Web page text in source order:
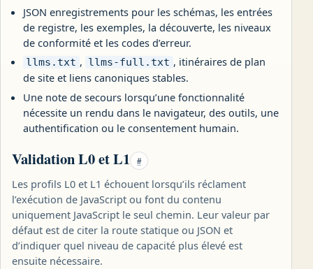
JSON enregistrements pour les schémas, les entrées
de registre, les exemples, la découverte, les niveaux
de conformité et les codes d’erreur.
llms.txt , llms-full.txt , itinéraires de plan
de site et liens canoniques stables.
Une note de secours lorsqu’une fonctionnalité
nécessite un rendu dans le navigateur, des outils, une
authentification ou le consentement humain.
Validation L0 et L1 #
Les profils L0 et L1 échouent lorsqu’ils réclament
l’exécution de JavaScript ou font du contenu
uniquement JavaScript le seul chemin. Leur valeur par
défaut est de citer la route statique ou JSON et
d’indiquer quel niveau de capacité plus élevé est
ensuite nécessaire.